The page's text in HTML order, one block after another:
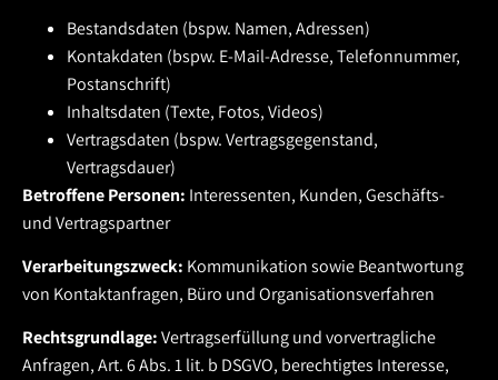
Bestandsdaten (bspw. Namen, Adressen)
Kontakdaten (bspw. E-Mail-Adresse, Telefonnummer,
Postanschrift)
Inhaltsdaten (Texte, Fotos, Videos)
Vertragsdaten (bspw. Vertragsgegenstand,
Vertragsdauer)
Betroffene Personen: Interessenten, Kunden, Geschäfts-
und Vertragspartner
Verarbeitungszweck: Kommunikation sowie Beantwortung
von Kontaktanfragen, Büro und Organisationsverfahren
Rechtsgrundlage:Vertragserfüllung und vorvertragliche
Anfragen, Art. 6 Abs. 1 lit. b DSGVO, berechtigtes Interesse,